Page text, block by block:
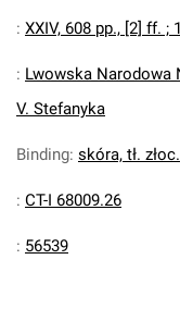
: XXIV, 608 pp., [2] ff. ;
: Lwowska Narodowa
V. Stefanyka
Binding: skóra, tł. złoc.
: CT-I 68009.26
: 56539